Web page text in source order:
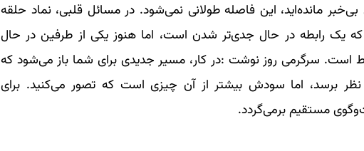
مانده‌اید، این فاصله طولانی نمی‌شود. در مسائل قلبی، نماد حلقه
یک رابطه در حال جدی‌تر شدن است، اما هنوز یکی از طرفین در حال
سرگرمی روز نوشت :در کار، مسیر جدیدی برای شما باز می‌شود که
نظر برسد، اما سودش بیشتر از آن چیزی است که تصور می‌کنید. برای
مستقیم برمی‌گردد.